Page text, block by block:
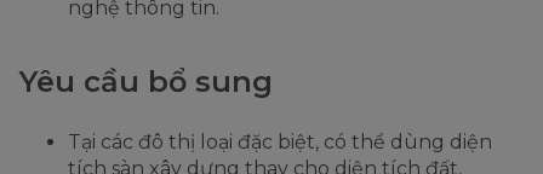
nghệ thông tin.
Yêu cầu bổ sung
Tại các đô thị loại đặc biệt, có thể dùng diện
tích sàn xây dựng thay cho diện tích đất,